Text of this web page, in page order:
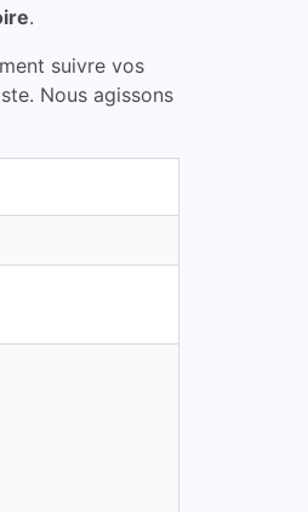
.
suivre vos
Nous agissons